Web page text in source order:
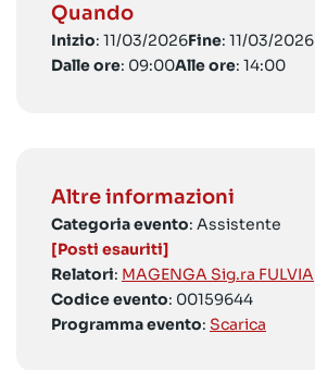
Quando
Inizio: 11/03/2026Fine: 11/03/2026
Dalle ore: 09:00Alle ore: 14:00
Altre informazioni
Categoria evento: Assistente
[Posti esauriti]
Relatori: MAGENGA Sig.ra FULVIA
Codice evento: 00159644
Programma evento: Scarica